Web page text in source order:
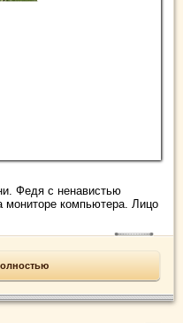
Федя с ненавистью
компьютера. Лицо